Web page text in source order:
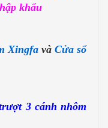
khẩu
Xingfa và Cửa sổ
3 cánh nhôm